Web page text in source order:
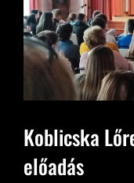
Koblicska
előadás